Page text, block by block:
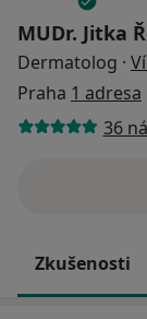
MUDr. Jitka
Dermatolog ·
Praha 1 adresa
36
Zkušenosti